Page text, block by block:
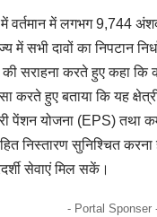
वर्तमान में लगभग 9,744
सभी दावों का निपटान
की सराहना करते हुए कहा
हुए बताया कि यह
पेंशन योजना (EPS) तथा
निस्तारण सुनिश्चित
सेवाएं मिल सकें।
- Portal Sponser